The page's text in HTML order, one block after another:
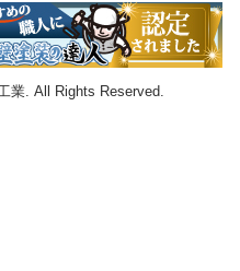
業. All Rights Reserved.